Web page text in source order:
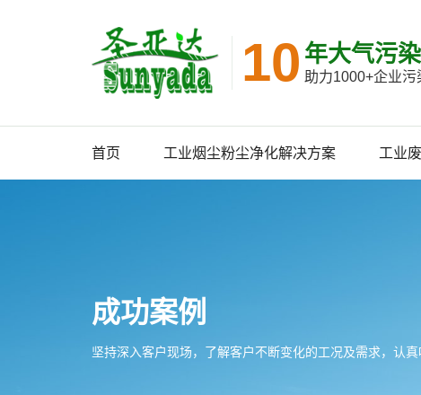
10 年大气污
助力1000+企业
首页 工业烟尘粉尘净化解决方案 工业
成功案例
坚持深入客户现场，了解客户不断变化的工况及需求，认